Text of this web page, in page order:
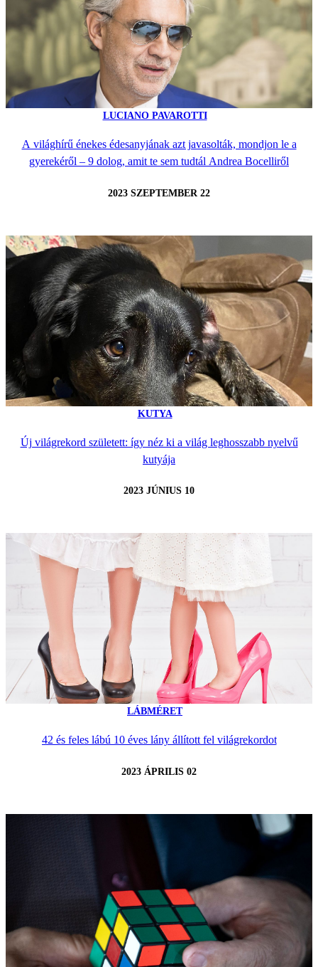
LUCIANO PAVAROTTI
A világhírű énekes édesanyjának azt javasolták, mondjon le a
gyerekéről – 9 dolog, amit te sem tudtál Andrea Bocelliről
2023 SZEPTEMBER 22
KUTYA
Új világrekord született: így néz ki a világ leghosszabb nyelvű
kutyája
2023 JÚNIUS 10
LÁBMÉRET
42 és feles lábú 10 éves lány állított fel világrekordot
2023 ÁPRILIS 02